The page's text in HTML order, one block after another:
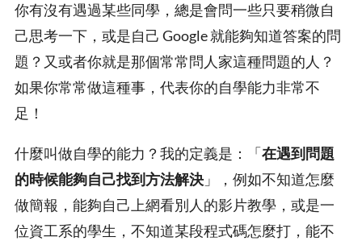
你有沒有遇過某些同學，總是會問一些只要稍微自
己思考一下，或是自己 Google 就能夠知道答案的問
題？又或者你就是那個常常問人家這種問題的人？
如果你常常做這種事，代表你的自學能力非常不
足！
什麼叫做自學的能力？我的定義是：「在遇到問題
的時候能夠自己找到方法解決 」，例如不知道怎麼
做簡報，能夠自己上網看別人的影片教學，或是一
位資工系的學生，不知道某段程式碼怎麼打，能不